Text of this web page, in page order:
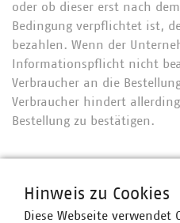
oder ob dieser erst nach
Bedingung verpflichtet ist,
bezahlen. Wenn der
Informationspflicht nicht
Verbraucher an die
Verbraucher hindert
Bestellung zu bestätigen.
Ansprechpartner
Hinweis zu Cookies
Diese Webseite verwendet